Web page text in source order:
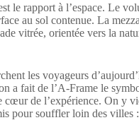
le rapport à l’espace. Le
au sol contenue. La
vitrée, orientée vers la
les voyageurs
a fait de l’A-Frame le
cœur de l’expérience. On y
pour souffler loin des villes